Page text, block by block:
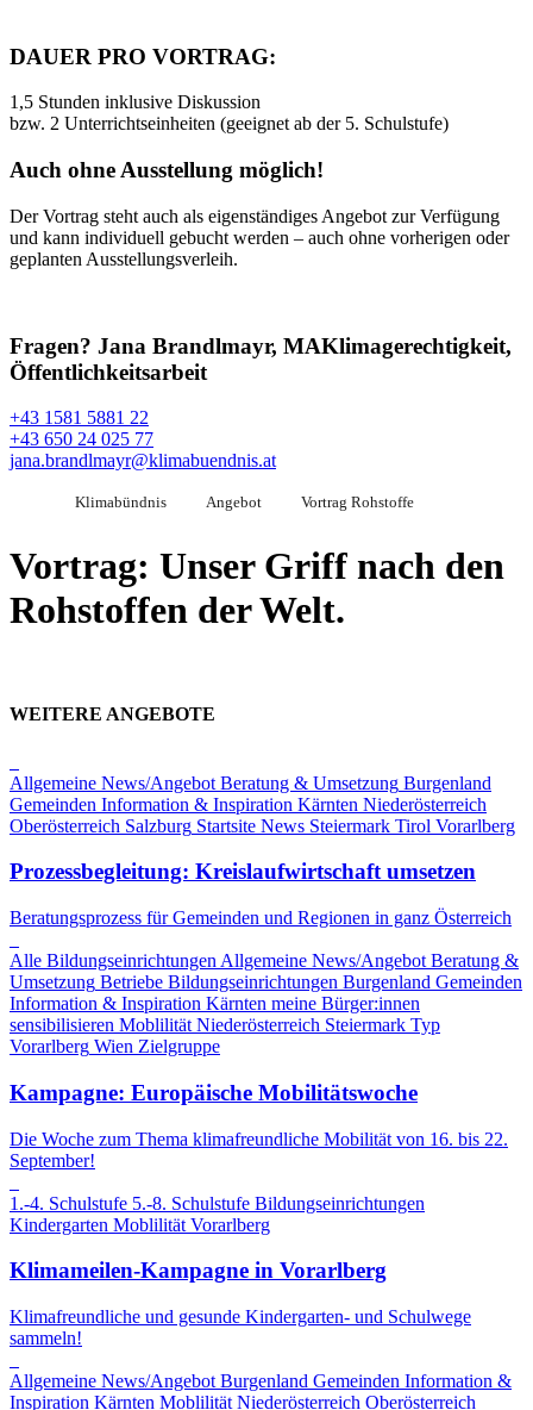
DAUER PRO VORTRAG:
1,5 Stunden inklusive Diskussion
bzw. 2 Unterrichtseinheiten (geeignet ab der 5. Schulstufe)
Auch ohne Ausstellung möglich!
Der Vortrag steht auch als eigenständiges Angebot zur Verfügung
und kann individuell gebucht werden – auch ohne vorherigen oder
geplanten Ausstellungsverleih.
Fragen? Jana Brandlmayr, MAKlimagerechtigkeit,
Öffentlichkeitsarbeit
+43 1581 5881 22
+43 650 24 025 77
jana.brandlmayr@klimabuendnis.at
Klimabündnis Angebot Vortrag Rohstoffe
Vortrag: Unser Griff nach den
Rohstoffen der Welt.
WEITERE ANGEBOTE
Allgemeine News/Angebot Beratung & Umsetzung Burgenland
Gemeinden Information & Inspiration Kärnten Niederösterreich
Oberösterreich Salzburg Startsite News Steiermark Tirol Vorarlberg
Prozessbegleitung: Kreislaufwirtschaft umsetzen
Beratungsprozess für Gemeinden und Regionen in ganz Österreich
Alle Bildungseinrichtungen Allgemeine News/Angebot Beratung &
Umsetzung Betriebe Bildungseinrichtungen Burgenland Gemeinden
Information & Inspiration Kärnten meine Bürger:innen
sensibilisieren Moblilität Niederösterreich Steiermark Typ
Vorarlberg Wien Zielgruppe
Kampagne: Europäische Mobilitätswoche
Die Woche zum Thema klimafreundliche Mobilität von 16. bis 22.
September!
1.-4. Schulstufe 5.-8. Schulstufe Bildungseinrichtungen
Kindergarten Moblilität Vorarlberg
Klimameilen-Kampagne in Vorarlberg
Klimafreundliche und gesunde Kindergarten- und Schulwege
sammeln!
Allgemeine News/Angebot Burgenland Gemeinden Information &
Inspiration Kärnten Moblilität Niederösterreich Oberösterreich